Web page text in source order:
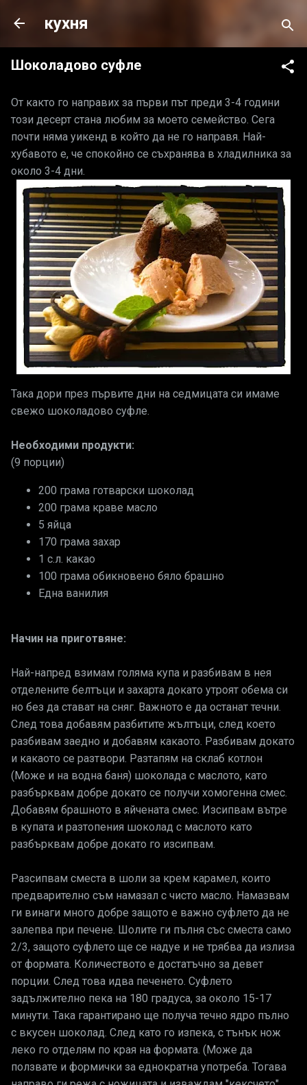
Пропускане към основното съдържание
кухня
Шоколадово суфле
От както го направих за първи път преди 3-4 години
този десерт стана любим за моето семейство. Сега
почти няма уикенд в който да не го направя. Най-
хубавото е, че спокойно се съхранява в хладилника за
около 3-4 дни.
Така дори през първите дни на седмицата си имаме
свежо шоколадово суфле.
Необходими продукти:
(9 порции)
200 грама готварски шоколад
200 грама краве масло
5 яйца
170 грама захар
1 с.л. какао
100 грама обикновено бяло брашно
Една ванилия
Начин на приготвяне:
Най-напред взимам голяма купа и разбивам в нея
отделените белтъци и захарта докато утроят обема си
но без да стават на сняг. Важното е да останат течни.
След това добавям разбитите жълтъци, след което
разбивам заедно и добавям какаото. Разбивам докато
и какаото се разтвори. Разтапям на склаб котлон
(Може и на водна баня) шоколада с маслото, като
разбърквам добре докато се получи хомогенна смес.
Добавям брашното в яйчената смес. Изсипвам вътре
в купата и разтопения шоколад с маслото като
разбърквам добре докато го изсипвам.
Разсипвам сместа в шоли за крем карамел, които
предварително съм намазал с чисто масло. Намазвам
ги винаги много добре защото е важно суфлето да не
залепва при печене. Шолите ги пълня със сместа само
2/3, защото суфлето ще се надуе и не трябва да излиза
от формата. Количеството е достатъчно за девет
порции. След това идва печенето. Суфлето
задължително пека на 180 градуса, за около 15-17
минути. Така гарантирано ще получа течно ядро пълно
с вкусен шоколад. След като го изпека, с тънък нож
леко го отделям по края на формата. (Може да
ползвате и формички за еднократна употреба. Тогава